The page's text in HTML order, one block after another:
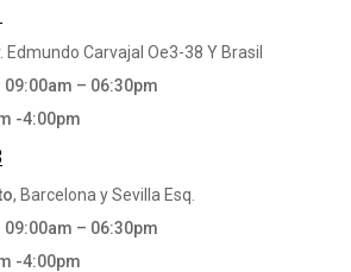
Edmundo Carvajal Oe3-38 Y Brasil
09:00am – 06:30pm
-4:00pm
, Barcelona y Sevilla Esq.
09:00am – 06:30pm
-4:00pm